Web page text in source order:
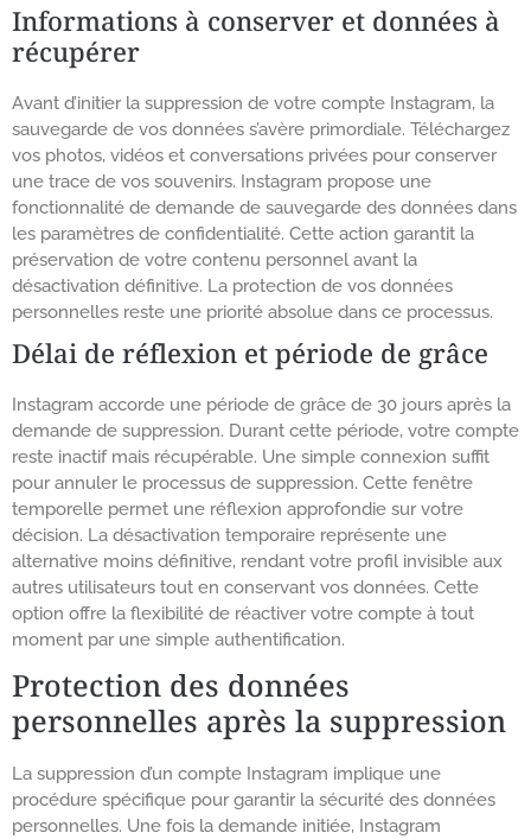
Informations à conserver et données à
récupérer
Avant d’initier la suppression de votre compte Instagram, la
sauvegarde de vos données s’avère primordiale. Téléchargez
vos photos, vidéos et conversations privées pour conserver
une trace de vos souvenirs. Instagram propose une
fonctionnalité de demande de sauvegarde des données dans
les paramètres de confidentialité. Cette action garantit la
préservation de votre contenu personnel avant la
désactivation définitive. La protection de vos données
personnelles reste une priorité absolue dans ce processus.
Délai de réflexion et période de grâce
Instagram accorde une période de grâce de 30 jours après la
demande de suppression. Durant cette période, votre compte
reste inactif mais récupérable. Une simple connexion suffit
pour annuler le processus de suppression. Cette fenêtre
temporelle permet une réflexion approfondie sur votre
décision. La désactivation temporaire représente une
alternative moins définitive, rendant votre profil invisible aux
autres utilisateurs tout en conservant vos données. Cette
option offre la flexibilité de réactiver votre compte à tout
moment par une simple authentification.
Protection des données
personnelles après la suppression
La suppression d’un compte Instagram implique une
procédure spécifique pour garantir la sécurité des données
personnelles. Une fois la demande initiée, Instagram